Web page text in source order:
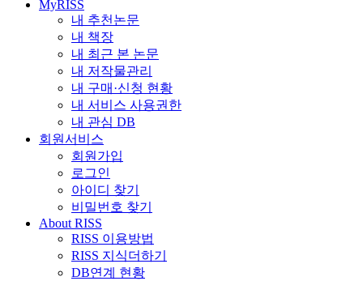
MyRISS
내 추천논문
내 책장
내 최근 본 논문
내 저작물관리
내 구매·신청 현황
내 서비스 사용권한
내 관심 DB
회원서비스
회원가입
로그인
아이디 찾기
비밀번호 찾기
About RISS
RISS 이용방법
RISS 지식더하기
DB연계 현황